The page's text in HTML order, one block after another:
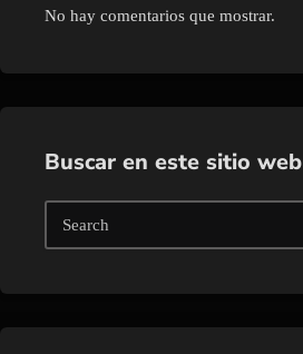
No hay comentarios que mostrar.
Buscar en este sitio web
Search